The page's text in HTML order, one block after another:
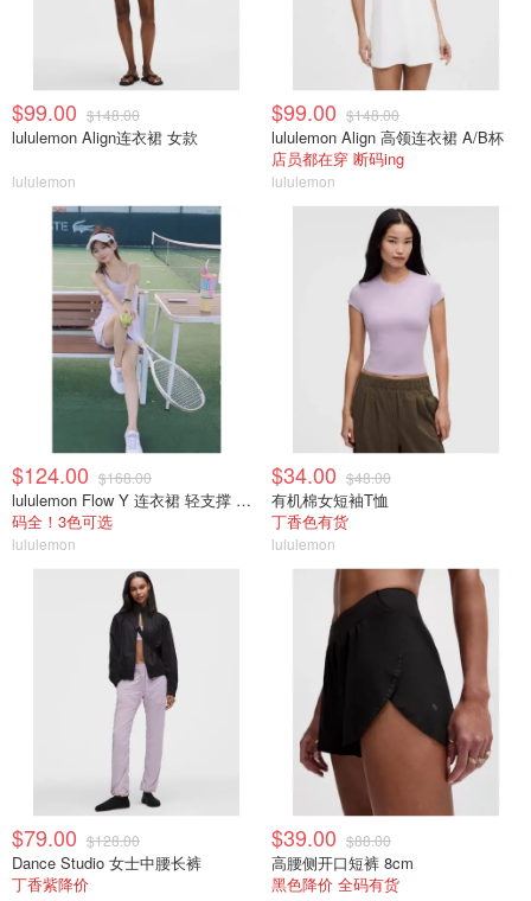
$99.00 $148.00
lululemon Align连衣裙 女款
lululemon
$99.00 $148.00
lululemon Align 高领连衣裙 A/B杯
店员都在穿 断码ing
lululemon
$124.00 $168.00
lululemon Flow Y 连衣裙 轻支撑 B/C杯
码全！3色可选
lululemon
$34.00 $48.00
有机棉女短袖T恤
丁香色有货
lululemon
$79.00 $128.00
Dance Studio 女士中腰长裤
丁香紫降价
$39.00 $88.00
高腰侧开口短裤 8cm
黑色降价 全码有货